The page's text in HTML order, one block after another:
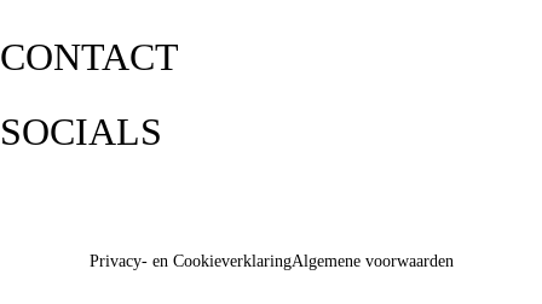
CONTACT
SOCIALS
Privacy- en CookieverklaringAlgemene voorwaarden